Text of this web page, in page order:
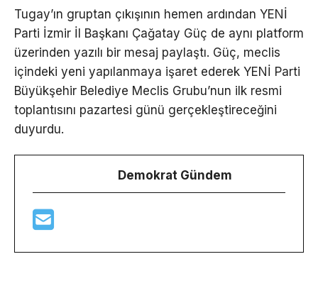
Tugay’ın gruptan çıkışının hemen ardından YENİ
Parti İzmir İl Başkanı Çağatay Güç de aynı platform
üzerinden yazılı bir mesaj paylaştı. Güç, meclis
içindeki yeni yapılanmaya işaret ederek YENİ Parti
Büyükşehir Belediye Meclis Grubu’nun ilk resmi
toplantısını pazartesi günü gerçekleştireceğini
duyurdu.
Demokrat Gündem